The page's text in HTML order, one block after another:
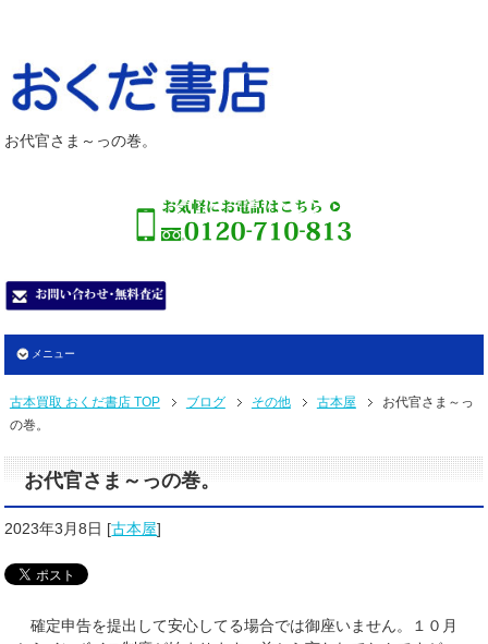
お代官さま～っの巻。
メニュー
古本買取 おくだ書店 TOP ブログ その他 古本屋
お代官さま～っ
の巻。
お代官さま～っの巻。
2023年3月8日 [古本屋]
確定申告を提出して安心してる場合では御座いません。１０月